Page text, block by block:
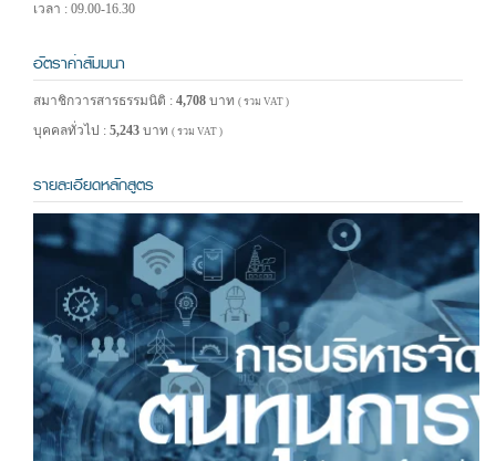
เวลา : 09.00-16.30
อัตราค่าสัมมนา
สมาชิกวารสารธรรมนิติ : 4,708 บาท ( รวม VAT )
บุคคลทั่วไป : 5,243 บาท ( รวม VAT )
รายละเอียดหลักสูตร